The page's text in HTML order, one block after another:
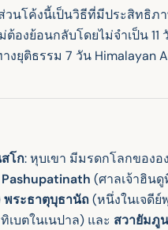
นโค้งนี้เป็นวิธีที่มีประสิทธิภ
งย้อนกลับโดยไม่จําเป็น 11
ยุติธรรม 7 วัน Himalayan
โก: หุบเขา มีมรดกโลกของอ
(ศาลเจ้าฮิน
พระธาตุบุธานัถ(หนึ่งในเจดี
บตในเนปาล) และ สวายัมภู